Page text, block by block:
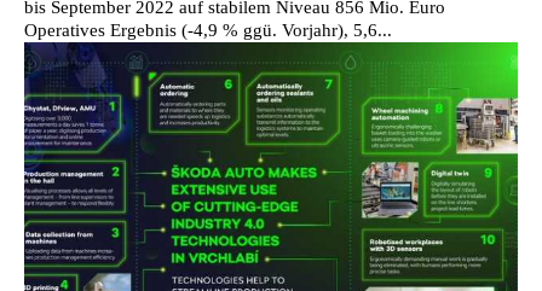
bis September 2022 auf stabilem Niveau 856 Mio. Euro
Operatives Ergebnis (-4,9 % ggü. Vorjahr), 5,6...